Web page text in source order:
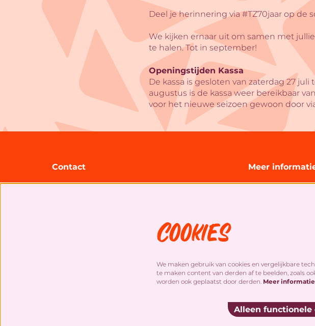
Deel je herinnering via #TZ70jaar op de
We kijken ernaar uit om samen met
te halen. Tot in september!
Openingstijden Kassa
De kassa is gesloten van zaterdag 27
augustus is de kassa weer bereikbaar
voor het nieuwe seizoen gewoon door
Contact
Theater Zuidplein
Meer
Technische
Cookies
We maken gebruik van cookies en vergelijkbare
te maken content van derden af te beelden, zoals
worden ook geplaatst door derden. Meer
Alleen functionele